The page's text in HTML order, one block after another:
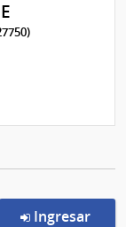
Ingresar